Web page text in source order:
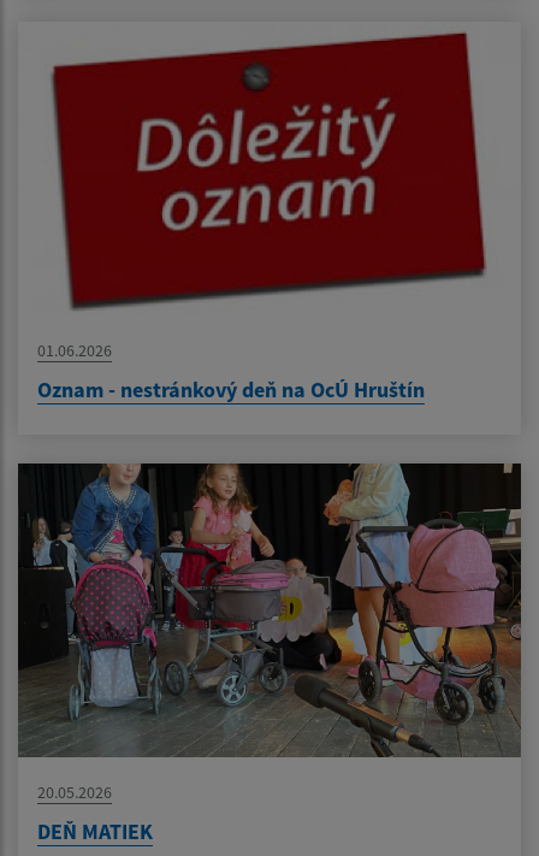
01.06.2026
Oznam - nestránkový deň na OcÚ Hruštín
20.05.2026
DEŇ MATIEK